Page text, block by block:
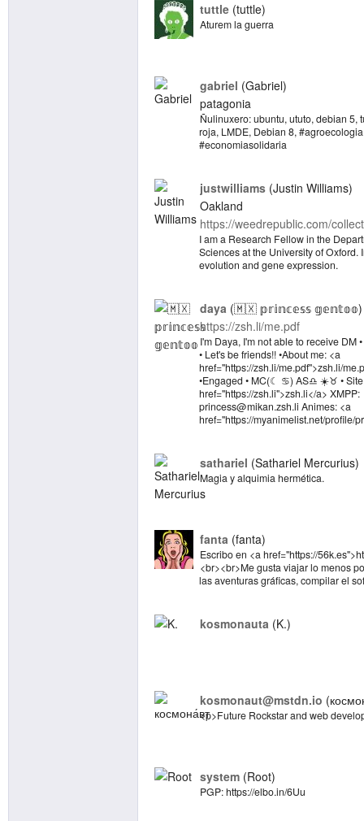
tuttle tuttle
Aturem la guerra
gabriel Gabriel
patagonia
Ñulinuxero: ubuntu, ututo, debian 5,
roja, LMDE, Debian 8,
#economiasolidaria
justwilliams Justin Williams
Oakland
https://weedrepublic.com/
I am a Research Fellow in the
Sciences at the University of Oxford.
evolution and gene expression.
daya 🇲🇽 𝕡𝕣𝕚𝕟𝕔𝕖𝕤𝕤 𝕘𝕖𝕟𝕥𝕠𝕠
https://zsh.li/me.pdf
I'm Daya, I'm not able to receive DM
• Let's be friends!! •About me: <a
href="https://zsh.li/me.pdf">zsh.li/
•Engaged • MC(☾ ♋️) AS♎ ☀️♉ •
href="https://zsh.li">zsh.li</a> XMPP:
princess@mikan.zsh.li Animes: <a
href="https://myanimelist.net/profile/
sathariel Sathariel Mercurius
Magia y alquimia hermética.
fanta fanta
Escribo en <a href="https://
<br><br>Me gusta viajar lo menos
las aventuras gráficas, compilar el
kosmonauta K.
kosmonaut@mstdn.io
<p>Future Rockstar and web
system Root
PGP: https://elbo.in/6Uu